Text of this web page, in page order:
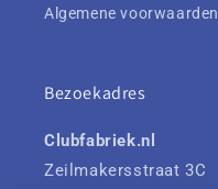
Algemene voorwaarden
Bezoekadres
Clubfabriek.nl
Zeilmakersstraat 3C